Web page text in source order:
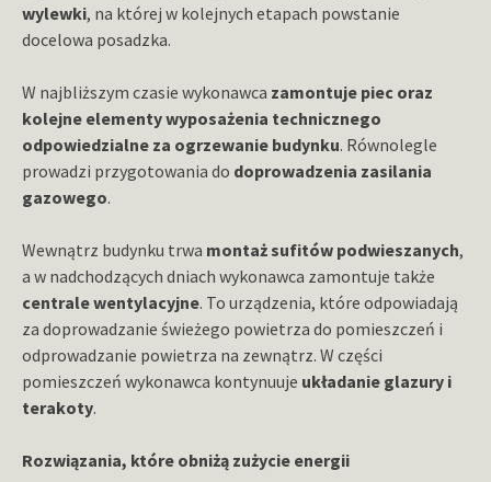
wylewki, na której w kolejnych etapach powstanie
docelowa posadzka.
W najbliższym czasie wykonawca zamontuje piec oraz
kolejne elementy wyposażenia technicznego
odpowiedzialne za ogrzewanie budynku. Równolegle
prowadzi przygotowania do doprowadzenia zasilania
gazowego.
Wewnątrz budynku trwa montaż sufitów podwieszanych,
a w nadchodzących dniach wykonawca zamontuje także
centrale wentylacyjne. To urządzenia, które odpowiadają
za doprowadzanie świeżego powietrza do pomieszczeń i
odprowadzanie powietrza na zewnątrz. W części
pomieszczeń wykonawca kontynuuje układanie glazury i
terakoty.
Rozwiązania, które obniżą zużycie energii